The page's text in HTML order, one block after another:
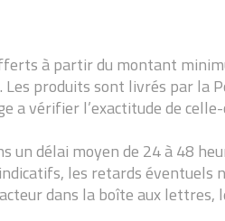
à partir du montant
produits sont livrés par la
a vérifier l’exactitude de
un délai moyen de 24 à 48
les retards éventuels
dans la boîte aux lettres,